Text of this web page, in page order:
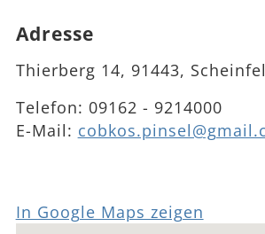
Adresse
Thierberg 14, 91443,
Telefon: 09162 - 9214000
E-Mail:
In Google Maps zeigen